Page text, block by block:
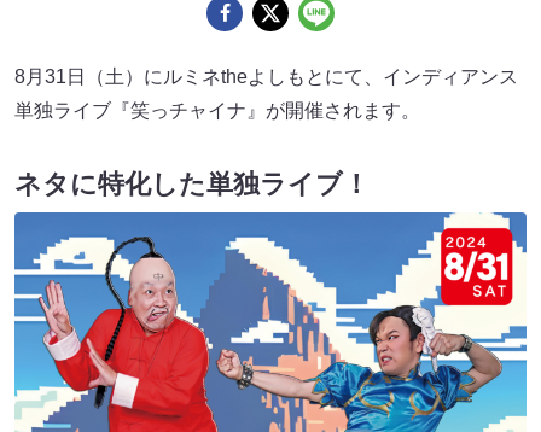
8月31日（土）にルミネtheよしもとにて、インディアンス
単独ライブ『笑っチャイナ』が開催されます。
ネタに特化した単独ライブ！